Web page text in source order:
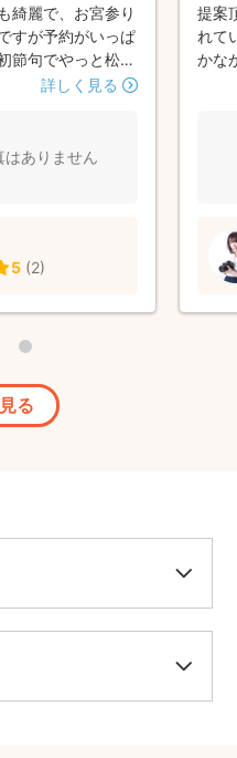
綺麗で、お宮参り
すが予約がいっぱ
節句でやっと松宮
とができました◎
を撮っていただき
詳しく見る
はありません
5 (2)
提案
れて
かな
る